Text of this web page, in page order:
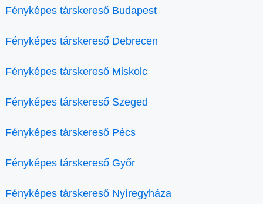
Fényképes társkereső Budapest
Fényképes társkereső Debrecen
Fényképes társkereső Miskolc
Fényképes társkereső Szeged
Fényképes társkereső Pécs
Fényképes társkereső Győr
Fényképes társkereső Nyíregyháza